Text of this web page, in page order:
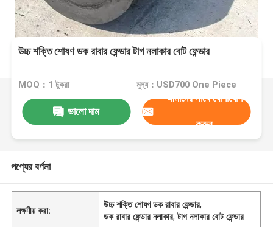
উচ্চ শক্তি শোষণ ডক রাবার ফেন্ডার টাগ নলাকার বোট ফেন্ডার
MOQ：1 টুকরা মূল্য：USD700 One Piece
ভালো দাম
আমাদের সাথে যোগাযোগ
করুন
পণ্যের বর্ণনা
লক্ষণীয় করা:
উচ্চ শক্তি শোষণ ডক রাবার ফেন্ডার,
ডক রাবার ফেন্ডার নলাকার,টাগ নলাকার বোট ফেন্ডার